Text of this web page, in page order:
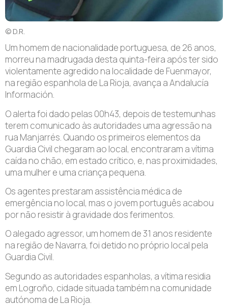
© D.R.
Um homem de nacionalidade portuguesa, de 26 anos,
morreu na madrugada desta quinta-feira após ter sido
violentamente agredido na localidade de Fuenmayor,
na região espanhola de La Rioja, avança a Andalucía
Información.
O alerta foi dado pelas 00h43, depois de testemunhas
terem comunicado às autoridades uma agressão na
rua Manjarrés. Quando os primeiros elementos da
Guardia Civil chegaram ao local, encontraram a vítima
caída no chão, em estado crítico, e, nas proximidades,
uma mulher e uma criança pequena.
Os agentes prestaram assistência médica de
emergência no local, mas o jovem português acabou
por não resistir à gravidade dos ferimentos.
O alegado agressor, um homem de 31 anos residente
na região de Navarra, foi detido no próprio local pela
Guardia Civil.
Segundo as autoridades espanholas, a vítima residia
em Logroño, cidade situada também na comunidade
autónoma de La Rioja.